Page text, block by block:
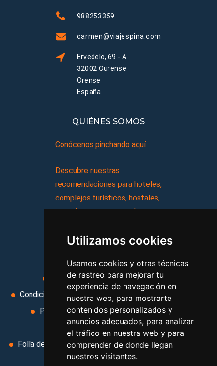
Utilizamos cookies
Usamos cookies y otras técnicas
de rastreo para mejorar tu
experiencia de navegación en
nuestra web, para mostrarte
contenidos personalizados y
anuncios adecuados, para analizar
el tráfico en nuestra web y para
comprender de donde llegan
nuestros visitantes.
988253359
carmen@viajespina.com
Ervedelo, 69 - A
32002 Ourense
Orense
España
QUIÉNES SOMOS
Conócenos pinchando aquí
Descubre nuestras
recomendaciones para hoteles,
complejos turísticos, hostales,
vacaciones, paquetes de
Aviso legal
Condiciones de uso
Condiciones Generales
Ley de Viajes Combinados
Política de privacidad
Uso de cookies
Cambiar preferencias de cookies
Folla de Reclamación
Area privada